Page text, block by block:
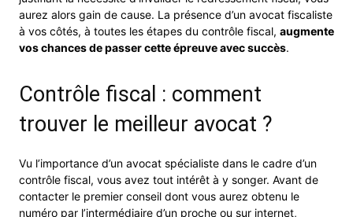
aurez alors gain de cause. La présence d’un avocat fiscaliste
à vos côtés, à toutes les étapes du contrôle fiscal, augmente
vos chances de passer cette épreuve avec succès.
Contrôle fiscal : comment
trouver le meilleur avocat ?
Vu l’importance d’un avocat spécialiste dans le cadre d’un
contrôle fiscal, vous avez tout intérêt à y songer. Avant de
contacter le premier conseil dont vous aurez obtenu le
numéro par l’intermédiaire d’un proche ou sur internet,